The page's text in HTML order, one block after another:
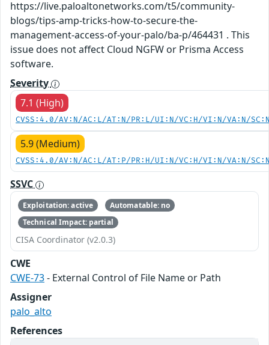
https://live.paloaltonetworks.com/t5/community-
blogs/tips-amp-tricks-how-to-secure-the-
management-access-of-your-palo/ba-p/464431 . This
issue does not affect Cloud NGFW or Prisma Access
software.
Severity
7.1 (High)
CVSS:4.0/AV:N/AC:L/AT:N/PR:L/UI:N/VC:H/VI:N/VA:N/
5.9 (Medium)
CVSS:4.0/AV:N/AC:L/AT:P/PR:H/UI:N/VC:H/VI:N/VA:N/
SSVC
Exploitation: active
Automatable: no
Technical Impact: partial
CISA Coordinator (v2.0.3)
CWE
CWE-73- External Control of File Name or Path
Assigner
palo_alto
References